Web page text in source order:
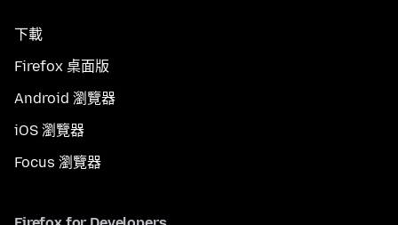
下載
Firefox 桌面版
Android 瀏覽器
iOS 瀏覽器
Focus 瀏覽器